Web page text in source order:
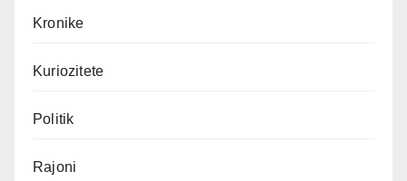
Kronike
Kuriozitete
Politik
Rajoni